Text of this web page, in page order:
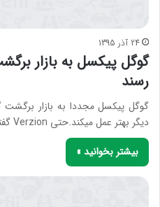
24 آذر 1395
گوگل پیکسل به بازار
رسند
گوگل پیکسل مجددا به بازار
دیگر بهتر عمل میکند.حتی Verzion گفته است…
بیشتر بخوانید »